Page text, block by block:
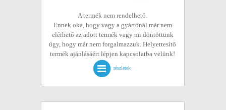
A termék nem rendelhető.
Ennek oka, hogy vagy a gyártónál már nem
elérhető az adott termék vagy mi döntöttünk
úgy, hogy már nem forgalmazzuk. Helyettesítő
termék ajánlásáért lépjen kapcsolatba velünk!
részletek